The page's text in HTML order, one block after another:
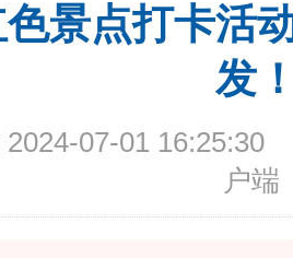
景点打卡活
发
07-01 16:25:30
户端